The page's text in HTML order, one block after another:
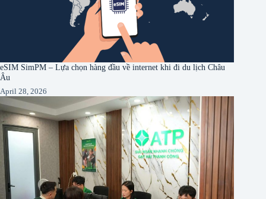
eSIM SimPM – Lựa chọn hàng đầu về internet khi đi du lịch Châu
Âu
April 28, 2026